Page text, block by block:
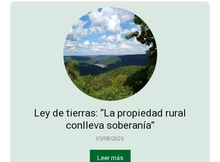
Ley de tierras: “La propiedad rural
conlleva soberanía”
05/08/2026
Leer más